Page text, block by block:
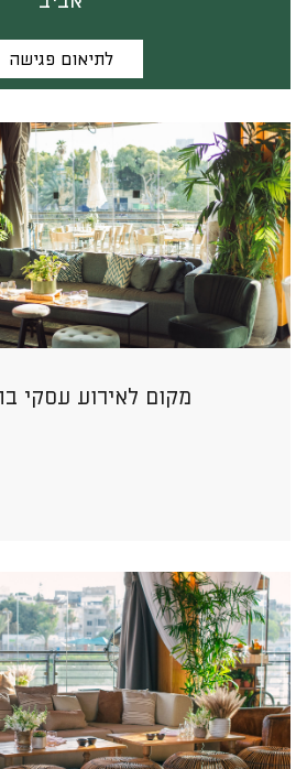
לתיאום פגישה
מקום לאירוע עסקי